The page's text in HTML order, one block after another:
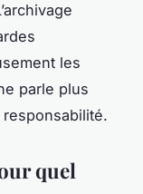
les
parle plus
quel